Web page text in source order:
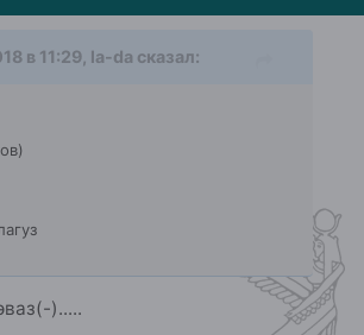
в 11:29, la-da сказал:
).....